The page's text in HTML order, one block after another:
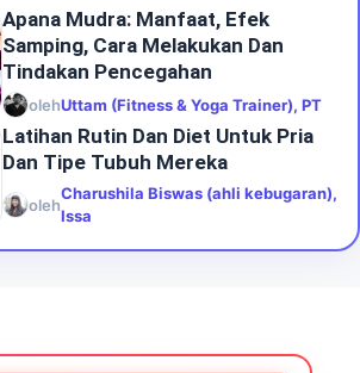
Apana Mudra: Manfaat, Efek
Samping, Cara Melakukan Dan
Tindakan Pencegahan
olehUttam (Fitness & Yoga Trainer), PT
Latihan Rutin Dan Diet Untuk Pria
Dan Tipe Tubuh Mereka
oleh
Charushila Biswas (ahli kebugaran),
Issa